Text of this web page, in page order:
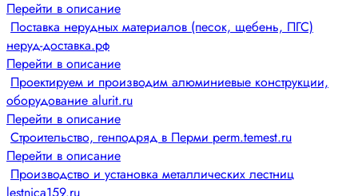
Перейти в описание
Поставка нерудных материалов (песок, щебень, ПГС)
неруд-доставка.рф
Перейти в описание
Проектируем и производим алюминиевые конструкции,
оборудование alurit.ru
Перейти в описание
Строительство, генподряд в Перми perm.temest.ru
Перейти в описание
Производство и установка металлических лестниц